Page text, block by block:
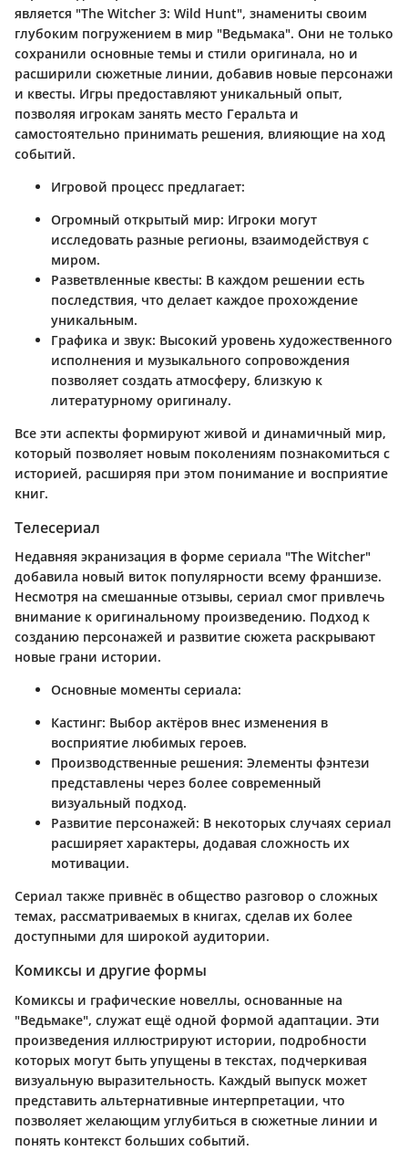
является "The Witcher 3: Wild Hunt", знамениты своим
глубоким погружением в мир "Ведьмака". Они не только
сохранили основные темы и стили оригинала, но и
расширили сюжетные линии, добавив новые персонажи
и квесты. Игры предоставляют уникальный опыт,
позволяя игрокам занять место Геральта и
самостоятельно принимать решения, влияющие на ход
событий.
Игровой процесс предлагает:
Огромный открытый мир: Игроки могут
исследовать разные регионы, взаимодействуя с
миром.
Разветвленные квесты: В каждом решении есть
последствия, что делает каждое прохождение
уникальным.
Графика и звук: Высокий уровень художественного
исполнения и музыкального сопровождения
позволяет создать атмосферу, близкую к
литературному оригиналу.
Все эти аспекты формируют живой и динамичный мир,
который позволяет новым поколениям познакомиться с
историей, расширяя при этом понимание и восприятие
книг.
Телесериал
Недавняя экранизация в форме сериала "The Witcher"
добавила новый виток популярности всему франшизе.
Несмотря на смешанные отзывы, сериал смог привлечь
внимание к оригинальному произведению. Подход к
созданию персонажей и развитие сюжета раскрывают
новые грани истории.
Основные моменты сериала:
Кастинг: Выбор актёров внес изменения в
восприятие любимых героев.
Производственные решения: Элементы фэнтези
представлены через более современный
визуальный подход.
Развитие персонажей: В некоторых случаях сериал
расширяет характеры, додавая сложность их
мотивации.
Сериал также привнёс в общество разговор о сложных
темах, рассматриваемых в книгах, сделав их более
доступными для широкой аудитории.
Комиксы и другие формы
Комиксы и графические новеллы, основанные на
"Ведьмаке", служат ещё одной формой адаптации. Эти
произведения иллюстрируют истории, подробности
которых могут быть упущены в текстах, подчеркивая
визуальную выразительность. Каждый выпуск может
представить альтернативные интерпретации, что
позволяет желающим углубиться в сюжетные линии и
понять контекст больших событий.